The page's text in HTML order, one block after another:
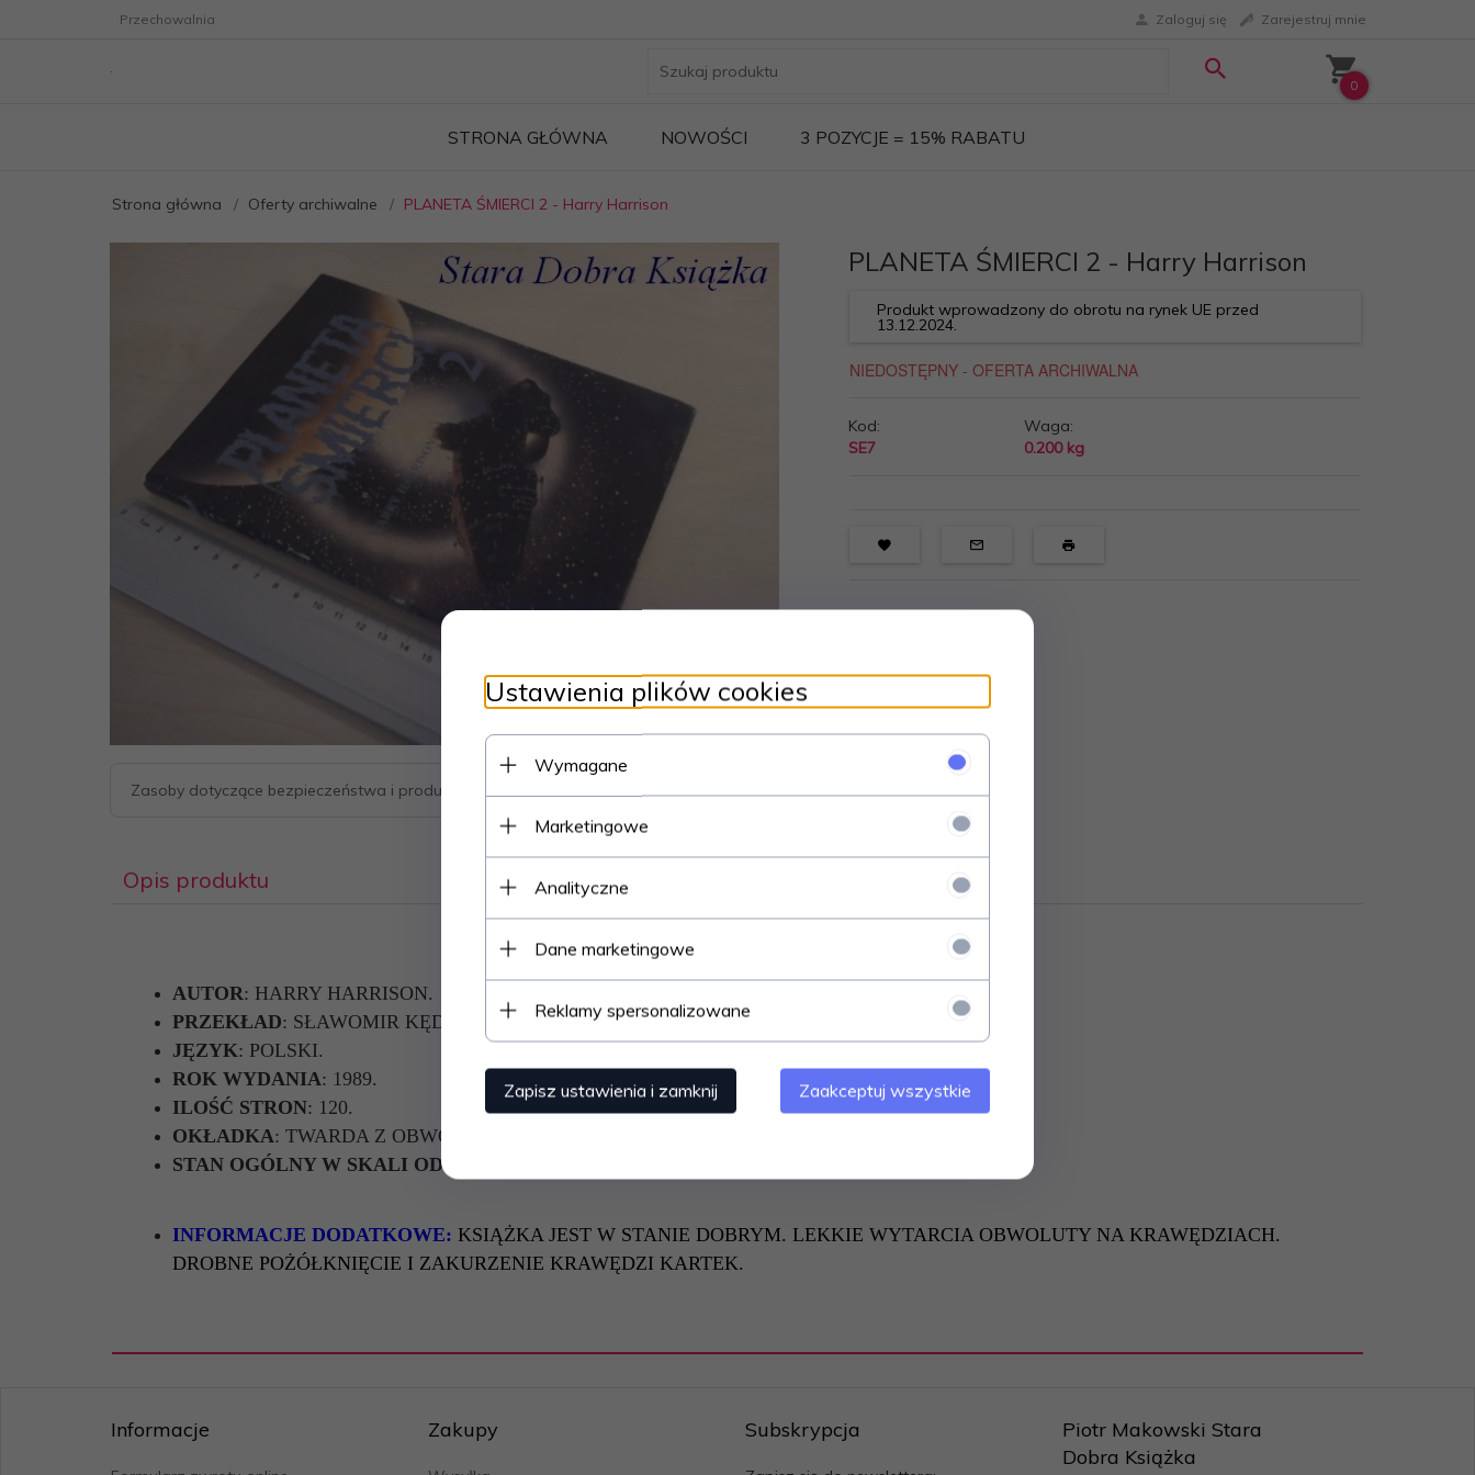
Przechowalnia Zaloguj się Zarejestruj mnie
0
STRONA GŁÓWNA NOWOŚCI 3 POZYCJE = 15% RABATU
Strona główna Oferty archiwalne PLANETA ŚMIERCI 2 - Harry Harrison
Zasoby dotyczące bezpieczeństwa i produktów
PLANETA ŚMIERCI 2 - Harry Harrison
Produkt wprowadzony do obrotu na rynek UE przed
13.12.2024.
Kod:
SE7
Waga:
0.200 kg
Opis produktu
AUTOR: HARRY HARRISON.
PRZEKŁAD: SŁAWOMIR KĘDZIERSKI.
JĘZYK: POLSKI.
ROK WYDANIA: 1989.
ILOŚĆ STRON: 120.
OKŁADKA: TWARDA Z OBWOLUTĄ
STAN OGÓLNY W SKALI OD 1 DO 10
INFORMACJE DODATKOWE: KSIĄŻKA JEST W STANIE DOBRYM. LEKKIE WYTARCIA OBWOLUTY NA KRAWĘDZIACH.
DROBNE POŻÓŁKNIĘCIE I ZAKURZENIE KRAWĘDZI KARTEK.
Informacje Zakupy Subskrypcja
Piotr Makowski Stara
Dobra Książka
Ustawienia plików cookies
Wymagane
Marketingowe
Analityczne
Dane marketingowe
Reklamy spersonalizowane
Zapisz ustawienia i zamknij Zaakceptuj wszystkie